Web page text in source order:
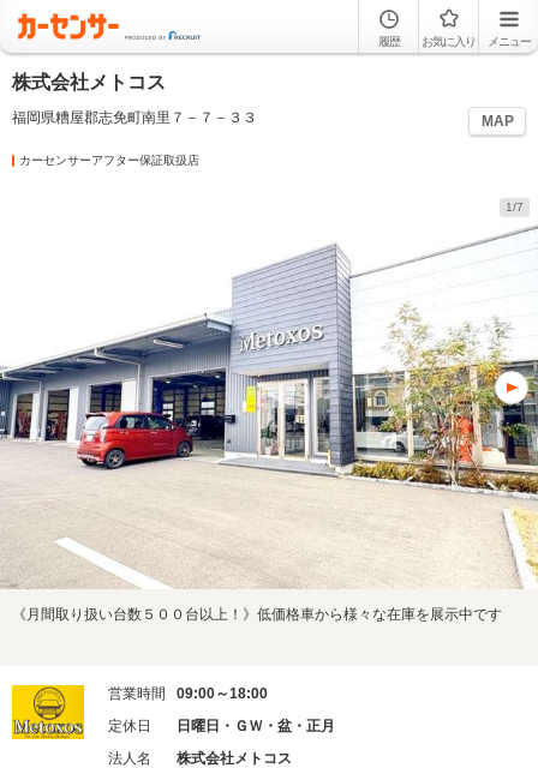
履歴 お気に入り メニュー
株式会社メトコス
福岡県糟屋郡志免町南里７－７－３３ MAP
カーセンサーアフター保証取扱店
1/7
《月間取り扱い台数５００台以上！》低価格車から様々な在庫を展示中です
営業時間
09:00～18:00
定休日
日曜日・ＧＷ・盆・正月
法人名
株式会社メトコス